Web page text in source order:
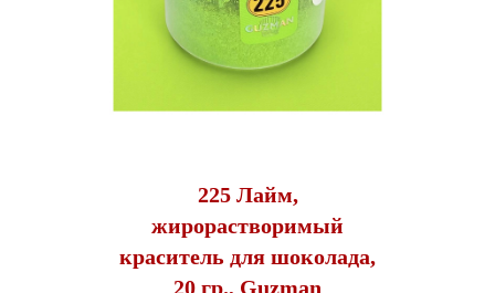
225 Лайм,
жирорастворимый
краситель для шоколада,
20 гр., Guzman